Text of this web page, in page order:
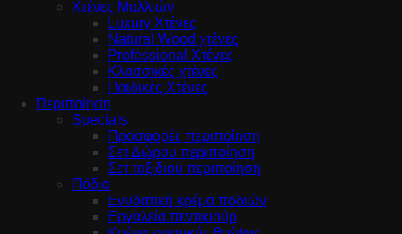
Χτένες Μαλλιών
Luxury Χτένες
Natural Wood χτένες
Professional Χτένες
Κλασσικές χτένες
Παιδικές Χτένες
Περιποίηση
Specials
Προσφορές περιποίηση
Σετ Δώρου περιποίηση
Σετ ταξιδιού περιποίηση
Πόδια
Ενυδατική κρέμα ποδιών
Εργαλεία πεντικιούρ